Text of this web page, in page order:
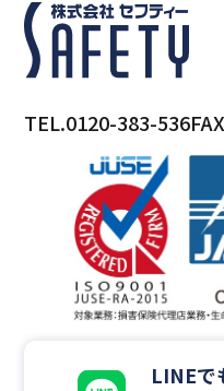
TEL.0120-383-536
LINEで